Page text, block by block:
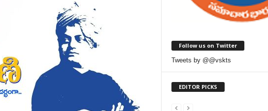
Follow us on Twitter
Tweets by @@vskts
EDITOR PICKS